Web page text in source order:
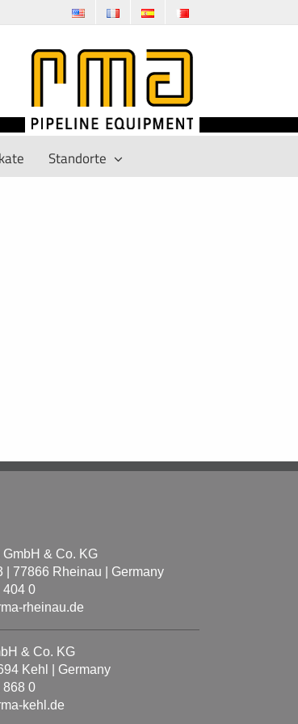
Standorte
GmbH & Co. KG
| 77866 Rheinau | Germany
404 0
rheinau.de
& Co. KG
Kehl | Germany
868 0
kehl.de